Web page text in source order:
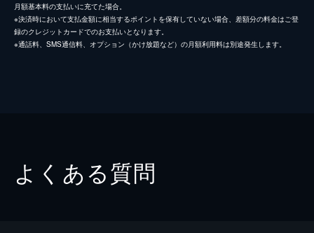
月額基本料の支払いに充てた場合。
※決済時において支払金額に相当するポイントを保有していない場合、差額分の料金はご登
録のクレジットカードでのお支払いとなります。
※通話料、SMS通信料、オプション（かけ放題など）の月額利用料は別途発生します。
よくある質問